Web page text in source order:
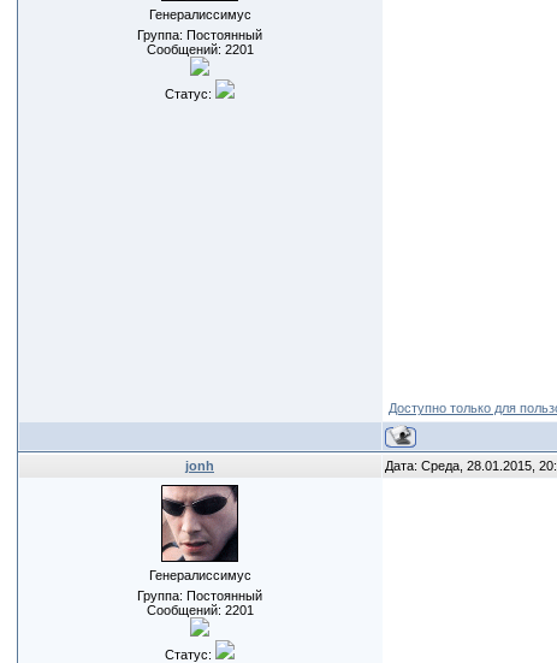
Генералиссимус
Группа: Постоянный
Сообщений: 2201
Статус:
Доступно только для
jonh Дата: Среда, 28.01.2015,
Генералиссимус
Группа: Постоянный
Сообщений: 2201
Статус: